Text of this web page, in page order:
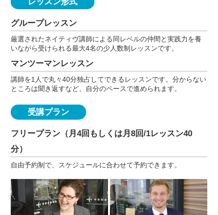
グループレッスン
厳選されたネイティヴ講師による同レベルの仲間と実践力を養
いながら受けられる最大4名の少人数制レッスンです。
マンツーマンレッスン
講師を1人で丸々40分独占してできるレッスンです。分からない
ところは聞き返すなど、自分のペースで進められます。
受講プラン
フリープラン（月4回もしくは月8回/1レッスン40
分）
自由予約制で、スケジュールに合わせて予約できます。